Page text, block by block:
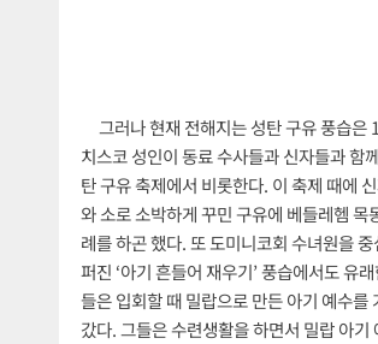
그러나 현재 전해지는 성탄 구유 풍습은
치스코 성인이 동료 수사들과 신자들과 함
탄 구유 축제에서 비롯한다. 이 축제 때에
와 소로 소박하게 꾸민 구유에 베들레헴 목
례를 하곤 했다. 또 도미니코회 수녀원을
퍼진 ‘아기 흔들어 재우기’ 풍습에서도 유
들은 입회할 때 밀랍으로 만든 아기 예수를
갔다. 그들은 수련생활을 하면서 밀랍 아기